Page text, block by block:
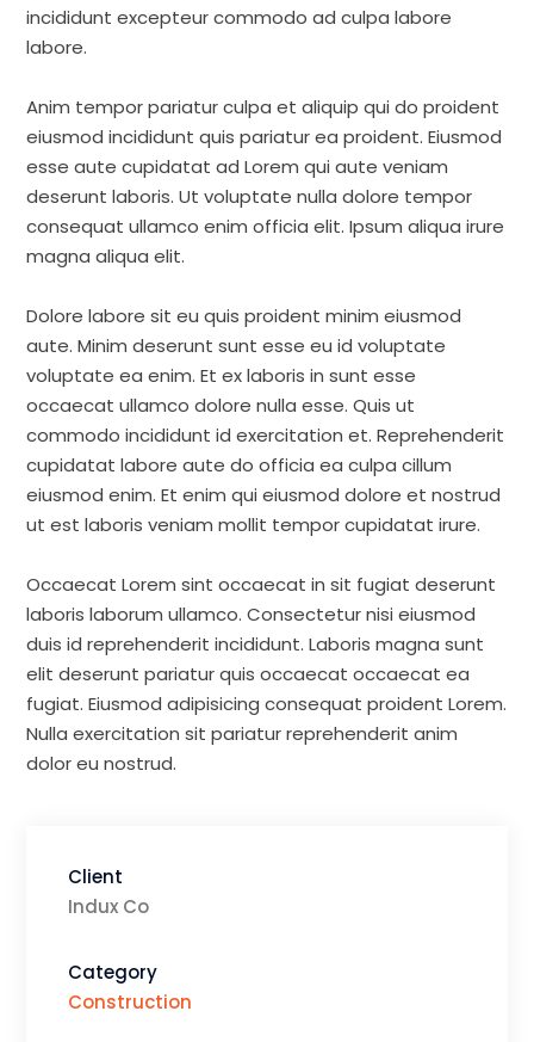
incididunt excepteur commodo ad culpa labore
labore.
Anim tempor pariatur culpa et aliquip qui do proident
eiusmod incididunt quis pariatur ea proident. Eiusmod
esse aute cupidatat ad Lorem qui aute veniam
deserunt laboris. Ut voluptate nulla dolore tempor
consequat ullamco enim officia elit. Ipsum aliqua irure
magna aliqua elit.
Dolore labore sit eu quis proident minim eiusmod
aute. Minim deserunt sunt esse eu id voluptate
voluptate ea enim. Et ex laboris in sunt esse
occaecat ullamco dolore nulla esse. Quis ut
commodo incididunt id exercitation et. Reprehenderit
cupidatat labore aute do officia ea culpa cillum
eiusmod enim. Et enim qui eiusmod dolore et nostrud
ut est laboris veniam mollit tempor cupidatat irure.
Occaecat Lorem sint occaecat in sit fugiat deserunt
laboris laborum ullamco. Consectetur nisi eiusmod
duis id reprehenderit incididunt. Laboris magna sunt
elit deserunt pariatur quis occaecat occaecat ea
fugiat. Eiusmod adipisicing consequat proident Lorem.
Nulla exercitation sit pariatur reprehenderit anim
dolor eu nostrud.
Client
Indux Co
Category
Construction